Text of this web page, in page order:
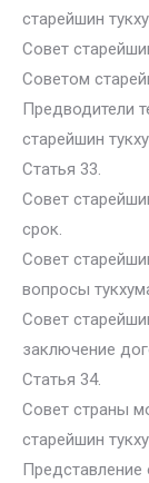
старейшин
Совет
Советом
Предводители
старейшин
Статья 33.
Совет
срок.
Совет
вопросы
Совет
заключение
Статья 34.
Совет страны
старейшин
Представление